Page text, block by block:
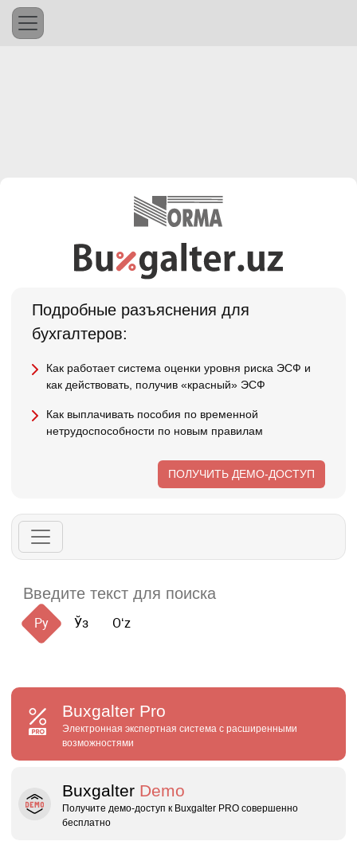
Подробные разъяснения для
бухгалтеров:
Как работает система оценки уровня риска ЭСФ и
как действовать, получив «красный» ЭСФ
Как выплачивать пособия по временной
нетрудоспособности по новым правилам
ПОЛУЧИТЬ ДЕМО-ДОСТУП
Ру Ўз Oʻz
Buxgalter Pro
Электронная экспертная система с расширенными
возможностями
Buxgalter Demo
Получите демо‑доступ к Buxgalter PRO совершенно
бесплатно